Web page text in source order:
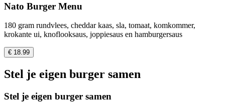
Nato Burger Menu
180 gram rundvlees, cheddar kaas, sla, tomaat, komkommer,
krokante ui, knoflooksaus, joppiesaus en hamburgersaus
€ 18.99
Stel je eigen burger samen
Stel je eigen burger samen